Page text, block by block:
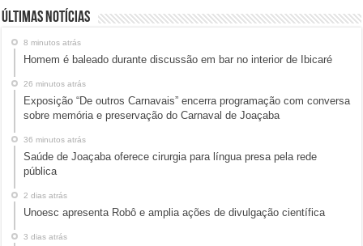
Últimas Notícias
8 minutos atrás
Homem é baleado durante discussão em bar no interior de Ibicaré
26 minutos atrás
Exposição “De outros Carnavais” encerra programação com conversa
sobre memória e preservação do Carnaval de Joaçaba
36 minutos atrás
Saúde de Joaçaba oferece cirurgia para língua presa pela rede
pública
2 dias atrás
Unoesc apresenta Robô e amplia ações de divulgação científica
3 dias atrás